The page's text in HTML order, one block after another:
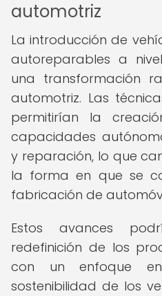
automotriz
La introducción de
autoreparables a
una transformación
automotriz. Las
permitirían la
capacidades
y reparación, lo que
la forma en que se
fabricación de
Estos avances
redefinición de los
con un enfoque
sostenibilidad de los